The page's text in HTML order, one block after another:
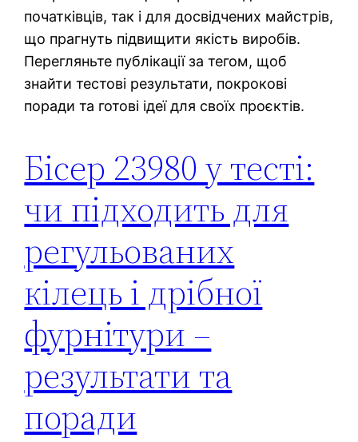
початківців, так і для досвідчених майстрів,
що прагнуть підвищити якість виробів.
Перегляньте публікації за тегом, щоб
знайти тестові результати, покрокові
поради та готові ідеї для своїх проєктів.
Бісер 23980 у тесті:
чи підходить для
регульованих
кілець і дрібної
фурнітури –
результати та
поради